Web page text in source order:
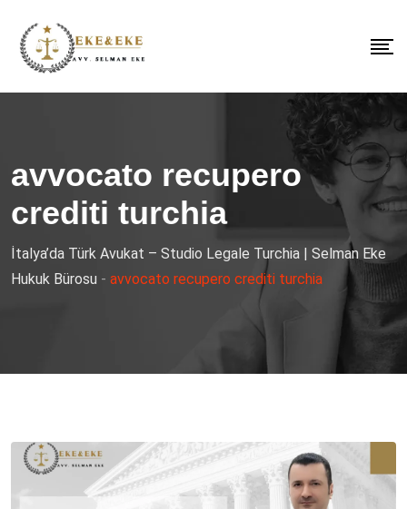
avvocato recupero
crediti turchia
İtalya’da Türk Avukat – Studio Legale Turchia | Selman Eke
Hukuk Bürosu - avvocato recupero crediti turchia